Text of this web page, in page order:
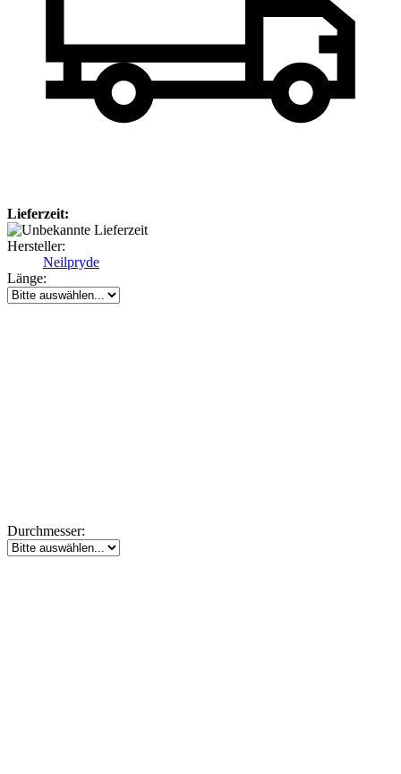
Lieferzeit:
Hersteller:
Neilpryde
Länge:
Durchmesser: